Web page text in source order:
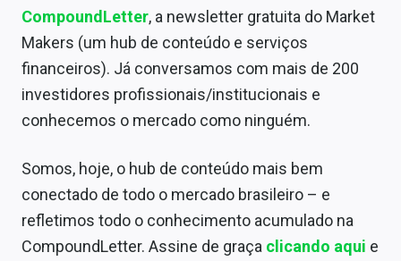
CompoundLetter, a newsletter gratuita do Market
Makers (um hub de conteúdo e serviços
financeiros). Já conversamos com mais de 200
investidores profissionais/institucionais e
conhecemos o mercado como ninguém.
Somos, hoje, o hub de conteúdo mais bem
conectado de todo o mercado brasileiro – e
refletimos todo o conhecimento acumulado na
CompoundLetter. Assine de graça clicando aqui e